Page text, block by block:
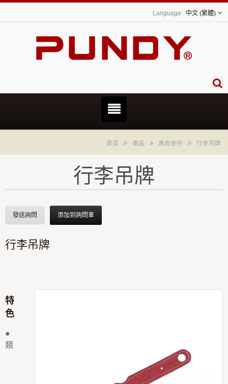
中文 (繁體)
首頁 產品 真皮皮件 行李吊牌
行李吊牌
發送詢問 添加到詢問車
行李吊牌
特
色
●
類